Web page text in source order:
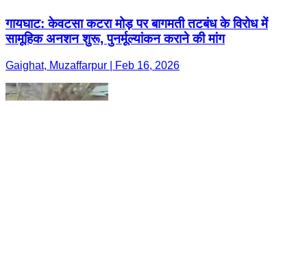
गायघाट: केवटसा कटरा मोड़ पर बागमती तटबंध के विरोध में
सामूहिक अनशन शुरू, पुनर्मूल्यांकन कराने की मांग
Gaighat, Muzaffarpur | Feb 16, 2026